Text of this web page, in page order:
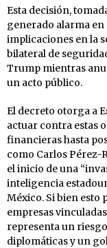
Esta decisión,
generado alarma
implicaciones en la
bilateral de
Trump mientras
un acto público.
El decreto otorga a
actuar contra estas
financieras hasta
como Carlos Pérez-
el inicio de una
inteligencia
México. Si bien
empresas
representa un
diplomáticas y un